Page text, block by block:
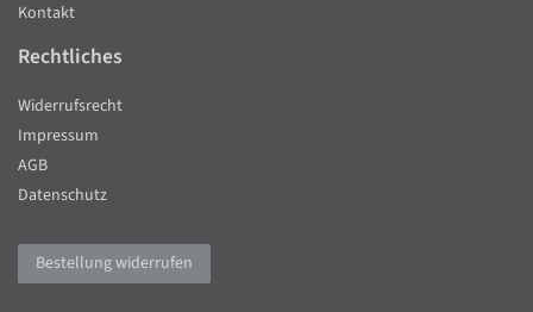
Kontakt
Rechtliches
Widerrufsrecht
Impressum
AGB
Datenschutz
Bestellung widerrufen